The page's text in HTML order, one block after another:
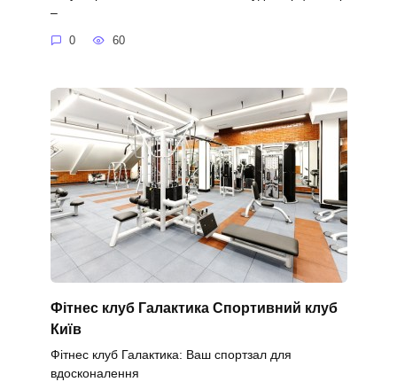
–
0 60
Фітнес клуб Галактика Спортивний клуб
Київ
Фітнес клуб Галактика: Ваш спортзал для
вдосконалення